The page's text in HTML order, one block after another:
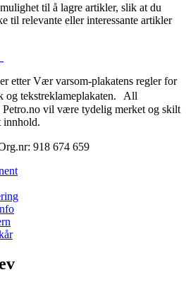
til å lagre artikler, slik at du
til relevante eller interessante artikler
etter Vær varsom-plakatens regler for
og tekstreklameplakaten. All
Petro.no vil være tydelig merket og skilt
innhold.
918 674 659